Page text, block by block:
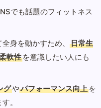
でも話題のフィットネス
身を動かすため、
日常生
軟性 を意識したい人にも
グやパフォーマンス向上 を
。